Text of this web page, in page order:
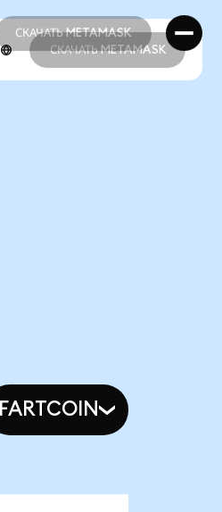
СКАЧАТЬ METAMASK
СКАЧАТЬ METAMASK
СКАЧАТЬ METAMASK
FARTCOIN